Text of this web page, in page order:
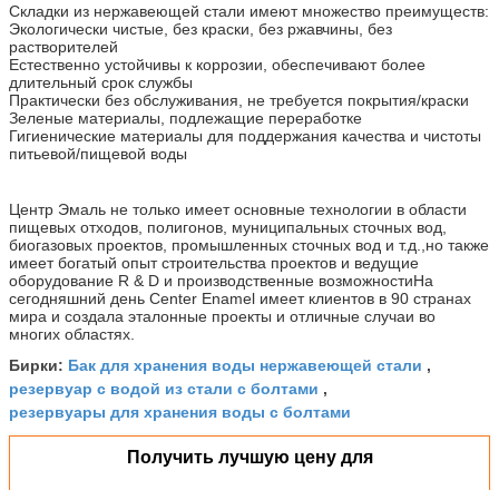
Складки из нержавеющей стали имеют множество преимуществ:
Экологически чистые, без краски, без ржавчины, без
растворителей
Естественно устойчивы к коррозии, обеспечивают более
длительный срок службы
Практически без обслуживания, не требуется покрытия/краски
Зеленые материалы, подлежащие переработке
Гигиенические материалы для поддержания качества и чистоты
питьевой/пищевой воды
Центр Эмаль не только имеет основные технологии в области
пищевых отходов, полигонов, муниципальных сточных вод,
биогазовых проектов, промышленных сточных вод и т.д.,но также
имеет богатый опыт строительства проектов и ведущие
оборудование R & D и производственные возможностиНа
сегодняшний день Center Enamel имеет клиентов в 90 странах
мира и создала эталонные проекты и отличные случаи во
многих областях.
Бирки: Бак для хранения воды нержавеющей стали ,
резервуар с водой из стали с болтами ,
резервуары для хранения воды с болтами
Получить лучшую цену для